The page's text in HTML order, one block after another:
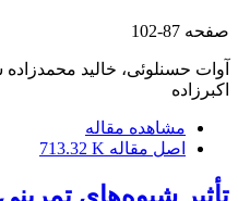
صفحه 87-102
آوات حسنلوئی، خالید
اکبرزاده
مشاهده مقاله
اصل مقاله 713.32 K
تأثیر شیوه‌های